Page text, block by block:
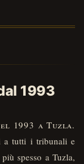
1993
1993 a Tuzla.
a tutti i tribunali e
spesso a Tuzla,